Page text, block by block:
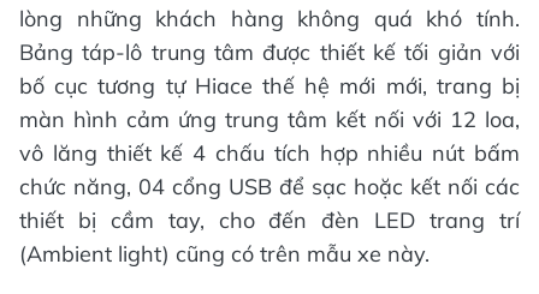
lòng những khách hàng không quá khó tính.
Bảng táp-lô trung tâm được thiết kế tối giản với
bố cục tương tự Hiace thế hệ mới mới, trang bị
màn hình cảm ứng trung tâm kết nối với 12 loa,
vô lăng thiết kế 4 chấu tích hợp nhiều nút bấm
chức năng, 04 cổng USB để sạc hoặc kết nối các
thiết bị cầm tay, cho đến đèn LED trang trí
(Ambient light) cũng có trên mẫu xe này.​